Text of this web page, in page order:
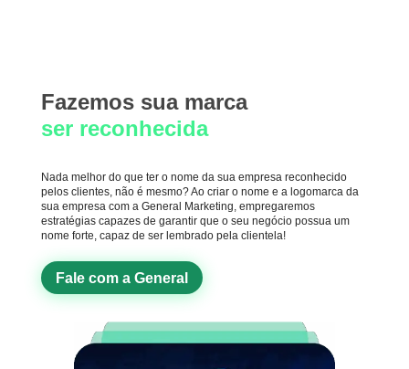
Fazemos sua marca
ser reconhecida
Nada melhor do que ter o nome da sua empresa reconhecido
pelos clientes, não é mesmo? Ao criar o nome e a logomarca da
sua empresa com a General Marketing, empregaremos
estratégias capazes de garantir que o seu negócio possua um
nome forte, capaz de ser lembrado pela clientela!
Fale com a General